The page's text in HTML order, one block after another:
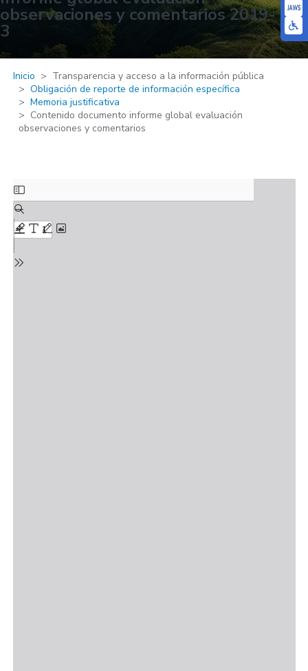
observaciones y comentarios 2019-
3
Inicio
Transparencia y acceso a la información pública
Obligación de reporte de información específica
Memoria justificativa
Contenido documento informe global evaluación
observaciones y comentarios